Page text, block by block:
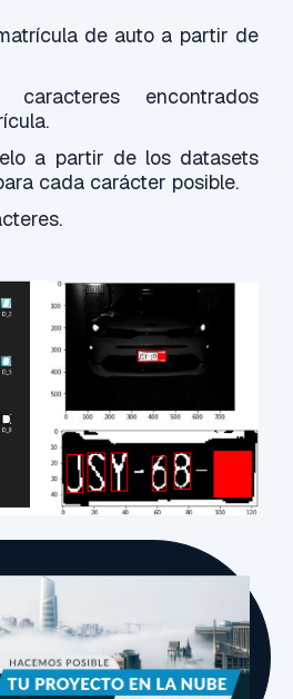
de auto a partir de
caracteres encontrados
a partir de los datasets
cada carácter posible.